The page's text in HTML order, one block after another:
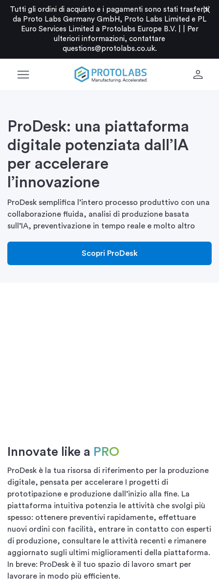
Tutti gli ordini di acquisto e i pagamenti sono stati trasferiti
da Proto Labs Germany GmbH, Proto Labs Limited e PL
Euro Services Limited a Protolabs Europe B.V. |
Per
ulteriori informazioni, contattare
questions@protolabs.co.uk.
close
menu person
ProDesk: una piattaforma
digitale potenziata dall’IA
per accelerare
l’innovazione
ProDesk semplifica l’intero processo produttivo con una
collaborazione fluida, analisi di produzione basata
sull’IA, preventivazione in tempo reale e molto altro
Scopri ProDesk
Innovate like a PRO
ProDesk è la tua risorsa di riferimento per la produzione
digitale, pensata per accelerare
progetti di
prototipazione e produzione dall’inizio alla fine. La
piattaforma intuitiva potenzia le attività che svolgi più
spesso: ottenere preventivi rapidamente, effettuare
nuovi ordini con facilità, entrare in contatto con esperti
di produzione, consultare le attività recenti e rimanere
aggiornato sugli ultimi miglioramenti della piattaforma.
In breve: ProDesk è il tuo spazio di lavoro smart per
lavorare in modo più efficiente.